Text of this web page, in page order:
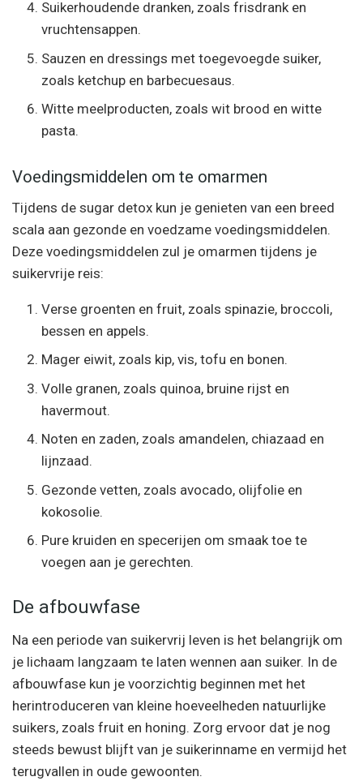
Suikerhoudende dranken, zoals frisdrank en
vruchtensappen.
Sauzen en dressings met toegevoegde suiker,
zoals ketchup en barbecuesaus.
Witte meelproducten, zoals wit brood en witte
pasta.
Voedingsmiddelen om te omarmen
Tijdens de sugar detox kun je genieten van een breed
scala aan gezonde en voedzame voedingsmiddelen.
Deze voedingsmiddelen zul je omarmen tijdens je
suikervrije reis:
Verse groenten en fruit, zoals spinazie, broccoli,
bessen en appels.
Mager eiwit, zoals kip, vis, tofu en bonen.
Volle granen, zoals quinoa, bruine rijst en
havermout.
Noten en zaden, zoals amandelen, chiazaad en
lijnzaad.
Gezonde vetten, zoals avocado, olijfolie en
kokosolie.
Pure kruiden en specerijen om smaak toe te
voegen aan je gerechten.
De afbouwfase
Na een periode van suikervrij leven is het belangrijk om
je lichaam langzaam te laten wennen aan suiker. In de
afbouwfase kun je voorzichtig beginnen met het
herintroduceren van kleine hoeveelheden natuurlijke
suikers, zoals fruit en honing. Zorg ervoor dat je nog
steeds bewust blijft van je suikerinname en vermijd het
terugvallen in oude gewoonten.